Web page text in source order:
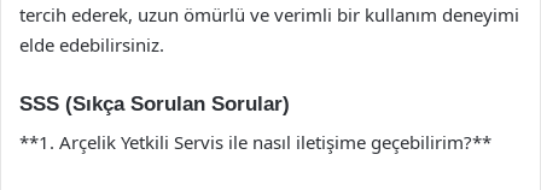
tercih ederek, uzun ömürlü ve verimli bir kullanım deneyimi
elde edebilirsiniz.
SSS (Sıkça Sorulan Sorular)
**1. Arçelik Yetkili Servis ile nasıl iletişime geçebilirim?**